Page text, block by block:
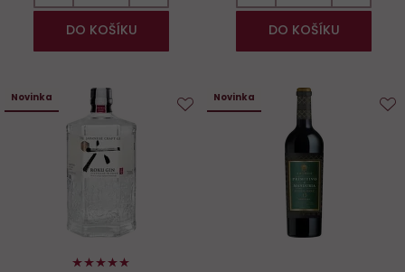
DO KOŠÍKU DO KOŠÍKU
Novinka
100%
Novinka